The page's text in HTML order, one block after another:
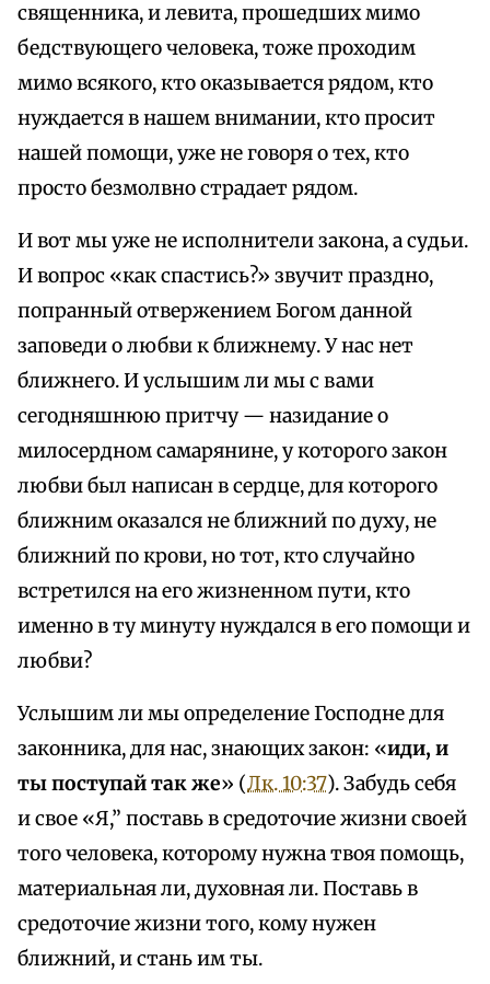
священника, и левита, прошедших мимо
бедствующего человека, тоже проходим
мимо всякого, кто оказывается рядом, кто
нуждается в нашем внимании, кто просит
нашей помощи, уже не говоря о тех, кто
просто безмолвно страдает рядом.
И вот мы уже не исполнители закона, а судьи.
И вопрос «как спастись?» звучит праздно,
попранный отвержением Богом данной
заповеди о любви к ближнему. У нас нет
ближнего. И услышим ли мы с вами
сегодняшнюю притчу — назидание о
милосердном самарянине, у которого закон
любви был написан в сердце, для которого
ближним оказался не ближний по духу, не
ближний по крови, но тот, кто случайно
встретился на его жизненном пути, кто
именно в ту минуту нуждался в его помощи и
любви?
Услышим ли мы определение Господне для
законника, для нас, знающих закон: «иди, и
ты поступай так же» (Лк. 10:37). Забудь себя
и свое «Я,” поставь в средоточие жизни своей
того человека, которому нужна твоя помощь,
материальная ли, духовная ли. Поставь в
средоточие жизни того, кому нужен
ближний, и стань им ты.